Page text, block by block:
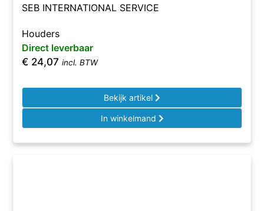
SEB INTERNATIONAL SERVICE
Houders
Direct leverbaar
€ 24,07 incl. BTW
Bekijk artikel
In winkelmand